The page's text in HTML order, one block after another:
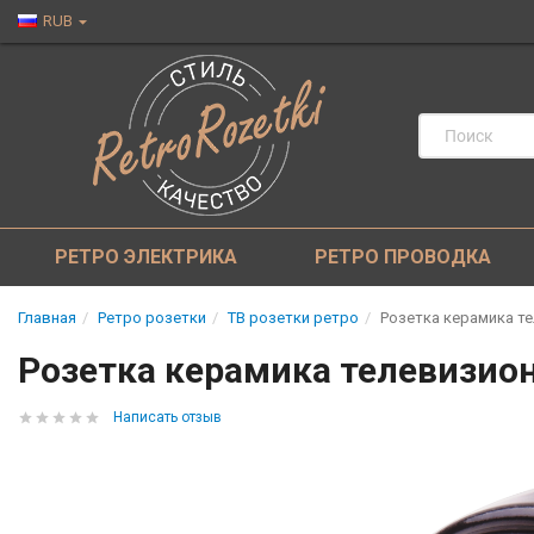
RUB
РЕТРО ЭЛЕКТРИКА РЕТРО ПРОВОДКА
Главная Ретро розетки ТВ розетки ретро Розетка керамика
Розетка керамика
Написать отзыв